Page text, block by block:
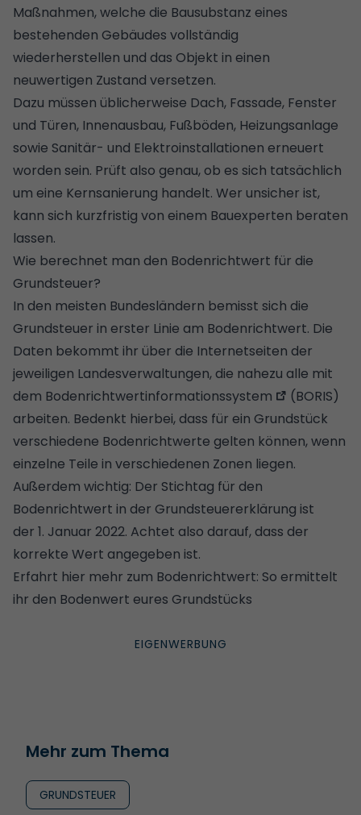
Maßnahmen, welche die Bausubstanz eines
bestehenden Gebäudes vollständig
wiederherstellen und das Objekt in einen
neuwertigen Zustand versetzen.
Dazu müssen üblicherweise Dach, Fassade, Fenster
und Türen, Innenausbau, Fußböden, Heizungsanlage
sowie Sanitär- und Elektroinstallationen erneuert
worden sein. Prüft also genau, ob es sich tatsächlich
um eine Kernsanierung handelt. Wer unsicher ist,
kann sich kurzfristig von einem Bauexperten beraten
lassen.
Wie berechnet man den Bodenrichtwert für die
Grundsteuer?
In den meisten Bundesländern bemisst sich die
Grundsteuer in erster Linie am Bodenrichtwert. Die
Daten bekommt ihr über die Internetseiten der
jeweiligen Landesverwaltungen, die nahezu alle mit
dem Bodenrichtwertinformationssystem
(BORIS)
arbeiten. Bedenkt hierbei, dass für ein Grundstück
verschiedene Bodenrichtwerte gelten können, wenn
einzelne Teile in verschiedenen Zonen liegen.
Außerdem wichtig: Der Stichtag für den
Bodenrichtwert in der Grundsteuererklärung ist
der 1. Januar 2022. Achtet also darauf, dass der
korrekte Wert angegeben ist.
Erfahrt hier mehr zum Bodenrichtwert: So ermittelt
ihr den Bodenwert eures Grundstücks
Mehr zum Thema
GRUNDSTEUER